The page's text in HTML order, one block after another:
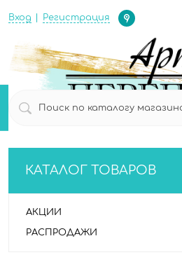
Вход Регистрация
Определение
КАТАЛОГ ТОВАРОВ
АКЦИИ
РАСПРОДАЖИ